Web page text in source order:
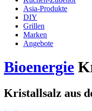
Asia-Produkte
DIY
Grillen
Marken
Angebote
Bioenergie
Kristallsalz aus